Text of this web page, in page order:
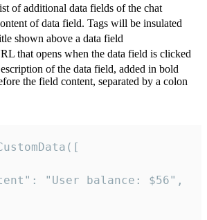
of additional data fields of the chat
of data field. Tags will be insulated
shown above a data field
that opens when the data field is clicked
of the data field, added in bold
the field content, separated by a colon
"User balance: $56",